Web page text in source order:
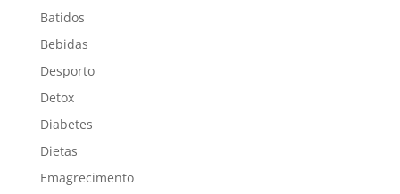
Batidos
Bebidas
Desporto
Detox
Diabetes
Dietas
Emagrecimento